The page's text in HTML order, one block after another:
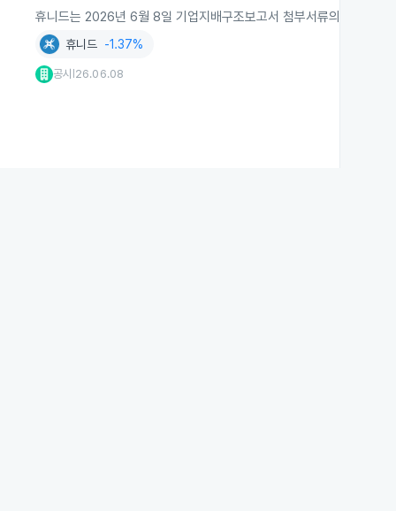
휴니드는 2026년 6월 8일 기업지배구조보고서 첨부서류의 파일 오
휴니드 -1.37%
공시 26.06.08